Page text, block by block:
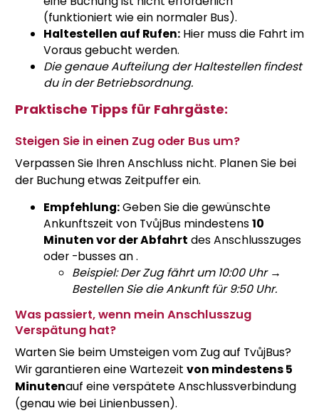
(funktioniert wie ein normaler Bus).
Haltestellen auf Rufen: Hier muss die Fahrt im
Voraus gebucht werden.
Die genaue Aufteilung der Haltestellen findest
du in der Betriebsordnung.
Praktische Tipps für Fahrgäste:
Steigen Sie in einen Zug oder Bus um?
Verpassen Sie Ihren Anschluss nicht. Planen Sie bei
der Buchung etwas Zeitpuffer ein.
Empfehlung:Geben Sie die gewünschte
Ankunftszeit von TvůjBus mindestens10
Minuten vor der Abfahrt des Anschlusszuges
oder -bussesan.
Beispiel: Der Zug fährt um 10:00 Uhr →
Bestellen Sie die Ankunft für 9:50 Uhr.
Was passiert, wenn mein Anschlusszug
Verspätung hat?
Warten Sie beim Umsteigen vom Zug auf TvůjBus?
Wir garantieren eine Wartezeit von mindestens 5
Minutenauf eine verspätete Anschlussverbindung
(genau wie bei Linienbussen).